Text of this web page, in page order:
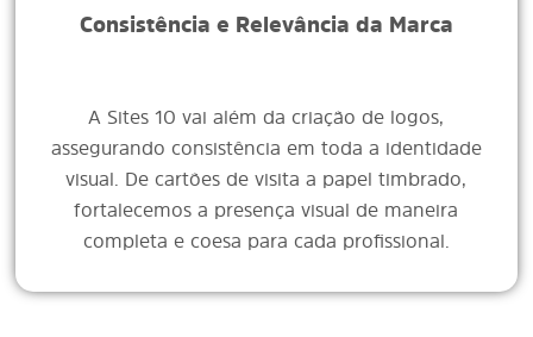
Consistência e Relevância da Marca
A Sites 10 vai além da criação de logos,
assegurando consistência em toda a identidade
visual. De cartões de visita a papel timbrado,
fortalecemos a presença visual de maneira
completa e coesa para cada profissional.